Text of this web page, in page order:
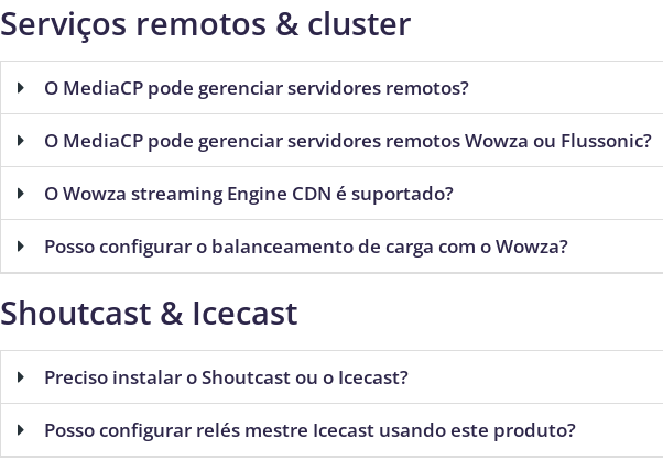
Serviços remotos & cluster
O MediaCP pode gerenciar servidores remotos?
O MediaCP pode gerenciar servidores remotos Wowza ou Flussonic?
O Wowza streaming Engine CDN é suportado?
Posso configurar o balanceamento de carga com o Wowza?
Shoutcast & Icecast
Preciso instalar o Shoutcast ou o Icecast?
Posso configurar relés mestre Icecast usando este produto?